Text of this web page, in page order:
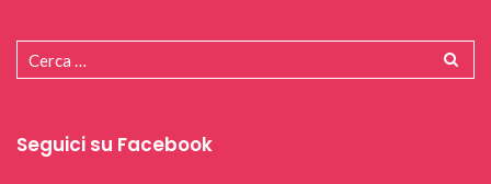
Seguici su Facebook